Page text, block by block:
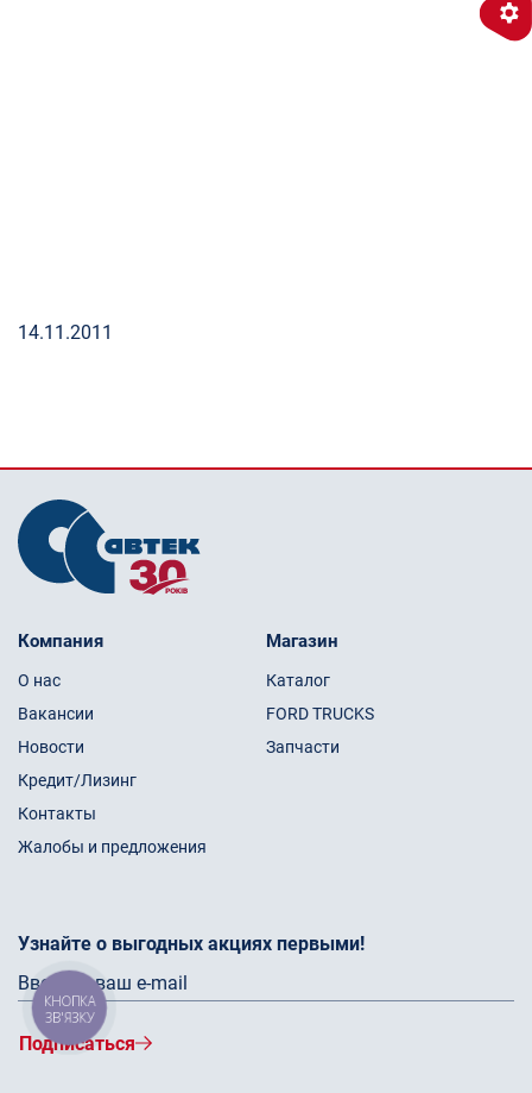
14.11.2011
Компания
О нас
Вакансии
Новости
Кредит/Лизинг
Контакты
Жалобы и предложения
Магазин
Каталог
FORD TRUCKS
Запчасти
Узнайте о выгодных акциях первыми!
Подписаться
КНОПКА
ЗВ'ЯЗКУ